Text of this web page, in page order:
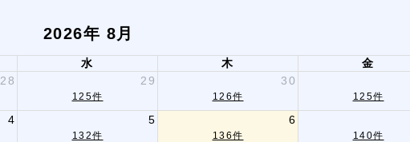
2026年 8月
水 木 金
28 29 30
125件 126件 125件
4 5 6
132件 136件 140件